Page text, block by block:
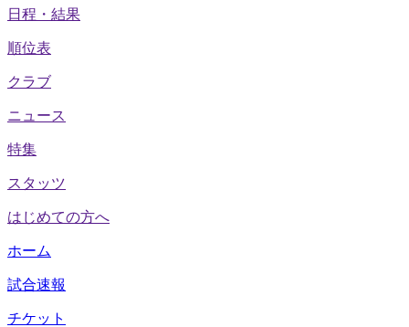
日程・結果
順位表
クラブ
ニュース
特集
スタッツ
はじめての方へ
ホーム
試合速報
チケット